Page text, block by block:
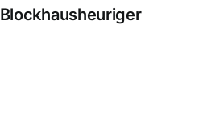
Blockhausheuriger